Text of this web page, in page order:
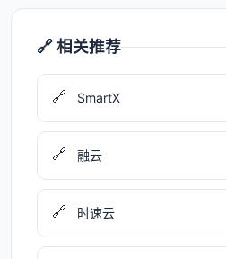
🔗 相关推荐
🔗 SmartX
🔗 融云
🔗 时速云